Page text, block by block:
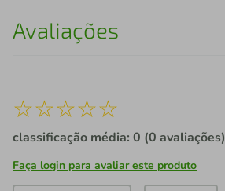
Avaliações
☆☆☆☆☆
classificação média: 0 (0 avaliações)
Faça login para avaliar este produto